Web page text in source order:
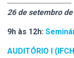
26 de setembro
9h às 12h:
AUDITÓRIO I